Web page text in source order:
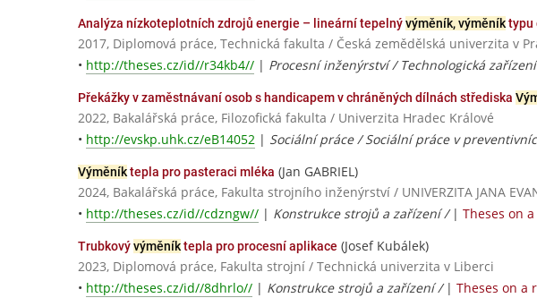
Analýza nízkoteplotních zdrojů energie – lineární tepelnývýměník, výměníktypu
2017, Diplomová práce, Technická fakulta / Česká zemědělská univerzita v
• http://theses.cz/id//r34kb4// | Procesní inženýrství / Technologická
Překážky v zaměstnávaní osob s handicapem v chráněných dílnách střediska
2022, Bakalářská práce, Filozofická fakulta / Univerzita Hradec Králové
• http://evskp.uhk.cz/eB14052 | Sociální práce / Sociální práce v
Výměníktepla pro pasteraci mléka (Jan GABRIEL)
2024, Bakalářská práce, Fakulta strojního inženýrství / UNIVERZITA JANA
• http://theses.cz/id//cdzngw// | Konstrukce strojů a zařízení / | Theses on
Trubkovývýměníktepla pro procesní aplikace (Josef Kubálek)
2023, Diplomová práce, Fakulta strojní / Technická univerzita v Liberci
• http://theses.cz/id//8dhrlo// | Konstrukce strojů a zařízení / | Theses on a